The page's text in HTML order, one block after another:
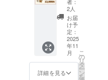
メッ
セージ
メール
を送ら
せてい
ただき
ます。
※このリ
ターン
2人
お届
け予
定：
2025
年11
月
詳細を見る
こ
の
リ
タ
ー
ン
を